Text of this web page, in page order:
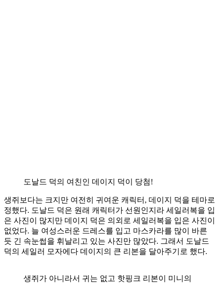
도날드 덕의 여친인 데이지 덕이 당첨!
생쥐보다는 크지만 여전히 귀여운 캐릭터, 데이지 덕을 테마로
정했다. 도날드 덕은 원래 캐릭터가 선원인지라 세일러복을 입
은 사진이 많지만 데이지 덕은 의외로 세일러복을 입은 사진이
없었다. 늘 여성스러운 드레스를 입고 마스카라를 많이 바른
듯 긴 속눈썹을 휘날리고 있는 사진만 많았다. 그래서 도날드
덕의 세일러 모자에다 데이지의 큰 리본을 달아주기로 했다.
생쥐가 아니라서 귀는 없고 핫핑크 리본이 미니의